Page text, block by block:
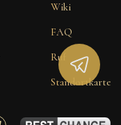
Wiki
FAQ
Ruf
Standortkarte